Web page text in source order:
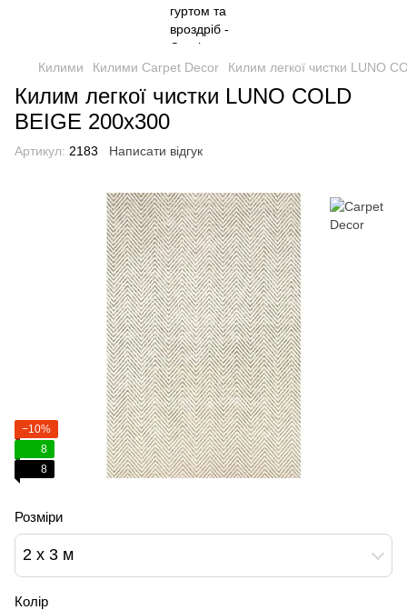
Килими Килими Carpet Decor Килим легкої чистки LUNO
Килим легкої чистки LUNO COLD
BEIGE 200x300
Артикул: 2183 Написати відгук
−10%
8
8
Розміри
2 x 3 м
Колір